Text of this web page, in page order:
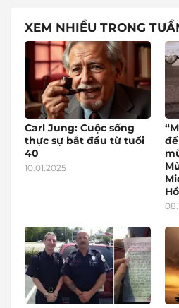
XEM NHIỀU TRONG
Carl Jung: Cuộc sống
thực sự bắt đầu từ tuổi
40
10.01.2025